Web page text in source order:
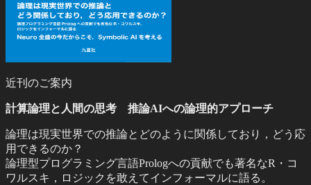
近刊のご案内
計算論理と人間の思考 推論AIへの論理的アプローチ
論理は現実世界での推論とどのように関係しており，どう応
用できるのか？
論理型プログラミング言語Prologへの貢献でも著名なR・コ
ワルスキ，ロジックを敢えてインフォーマルに語る。